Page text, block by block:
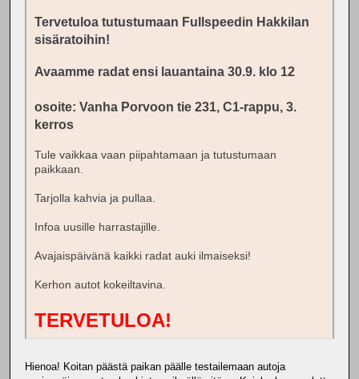
Tervetuloa tutustumaan Fullspeedin Hakkilan
sisäratoihin!
Avaamme radat ensi lauantaina 30.9. klo 12
osoite: Vanha Porvoon tie 231, C1-rappu, 3.
kerros
Tule vaikkaa vaan piipahtamaan ja tutustumaan
paikkaan.
Tarjolla kahvia ja pullaa.
Infoa uusille harrastajille.
Avajaispäivänä kaikki radat auki ilmaiseksi!
Kerhon autot kokeiltavina.
TERVETULOA!
Hienoa! Koitan päästä paikan päälle testailemaan autoja